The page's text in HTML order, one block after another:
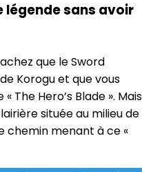
légende sans avoir
que le Sword
Korogu et que vous
The Hero’s Blade ». Mais
située au milieu de
chemin menant à ce «